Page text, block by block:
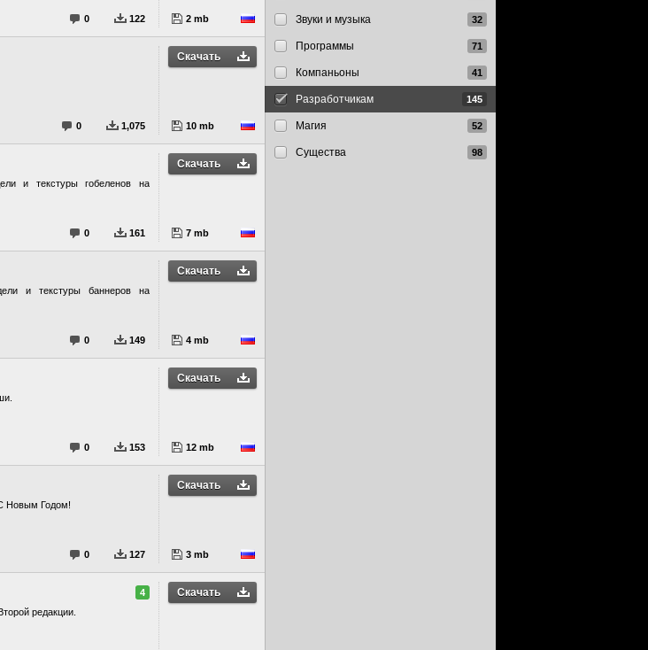
Звуки и музыка
Программы
Компаньоны
Разработчикам
Магия
Существа
2 mb
122
0
Скачать
10 mb
1,075
0
Скачать
7 mb
и текстуры гобеленов на
161
0
Скачать
4 mb
и текстуры баннеров на
149
0
Скачать
12 mb
153
0
Скачать
3 mb
Новым Годом!
127
0
Скачать
4
редакции.